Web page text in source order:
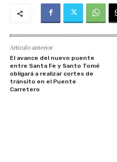
Artículo anterior
El avance del nuevo puente
entre Santa Fe y Santo Tomé
obligará a realizar cortes de
tránsito en el Puente
Carretero